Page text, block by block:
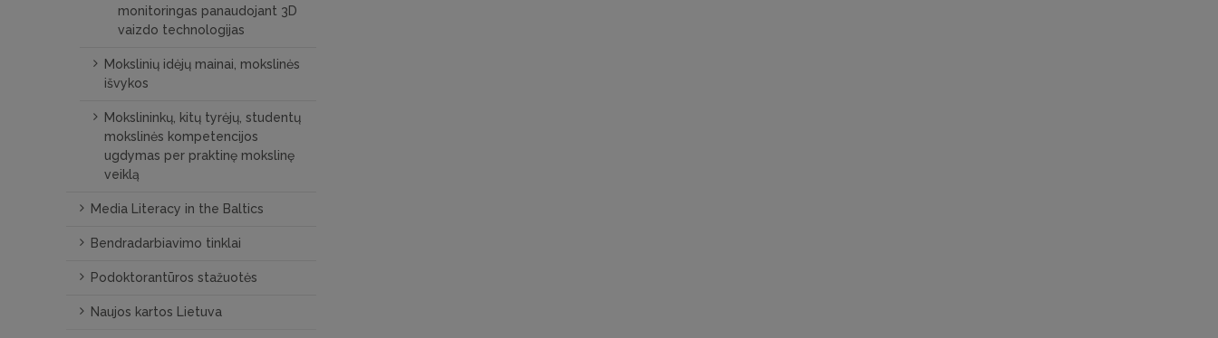
monitoringas panaudojant 3D
vaizdo technologijas
Mokslinių idėjų mainai, mokslinės
išvykos
Mokslininkų, kitų tyrėjų, studentų
mokslinės kompetencijos
ugdymas per praktinę mokslinę
veiklą
Media Literacy in the Baltics
Bendradarbiavimo tinklai
Podoktorantūros stažuotės
Naujos kartos Lietuva